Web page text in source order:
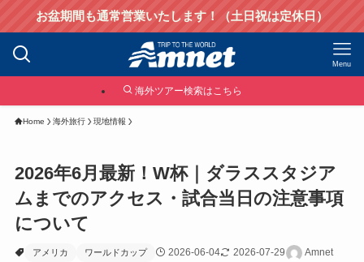
お盆期間も通常営業いたします！（土日祝は定休日）
Menu
海外ツアー検索はこちら
Home 海外旅行 現地情報
2026年6月最新！W杯｜ダラススタジア
ムまでのアクセス・試合当日の注意事項
について
アメリカ ワールドカップ 2026-06-04 2026-07-29 Amnet